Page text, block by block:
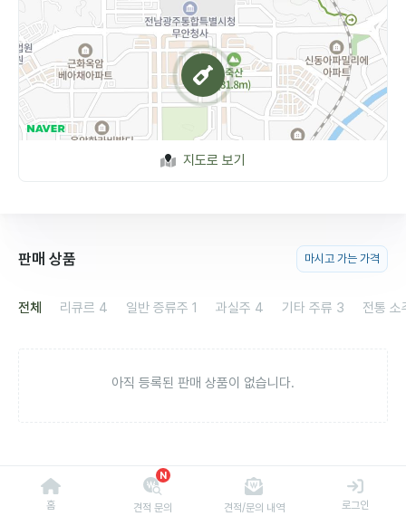
지도로 보기
판매 상품 마시고 가는 가격
전체 리큐르 4 일반 증류주 1 과실주 4 기타 주류 3 전통 소
아직 등록된 판매 상품이 없습니다.
홈
N
견적 문의 견적/문의 내역 로그인